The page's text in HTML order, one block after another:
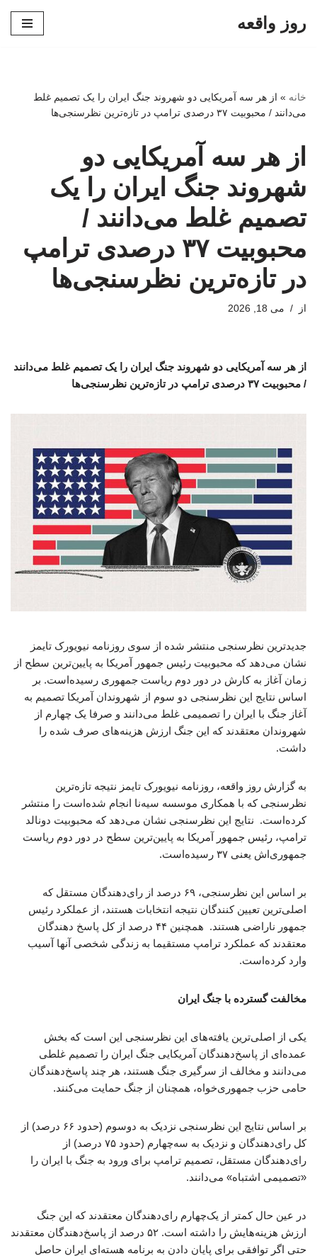
روز واقعه
خانه » از هر سه آمریکایی دو شهروند جنگ ایران را یک تصمیم غلط
می‌دانند / محبوبیت ۳۷ درصدی ترامپ در تازه‌ترین نظرسنجی‌ها
از هر سه آمریکایی دو
شهروند جنگ ایران را یک
تصمیم غلط می‌دانند /
محبوبیت ۳۷ درصدی ترامپ
در تازه‌ترین نظرسنجی‌ها
از می 18, 2026
از هر سه آمریکایی دو شهروند جنگ ایران را یک تصمیم غلط می‌دانند
/ محبوبیت ۳۷ درصدی ترامپ در تازه‌ترین نظرسنجی‌ها
جدیدترین نظرسنجی منتشر شده از سوی روزنامه نیویورک تایمز
نشان می‌دهد که محبوبیت رئیس جمهور آمریکا به پایین‌ترین سطح از
زمان آغاز به کارش در دور دوم ریاست جمهوری رسیده‌است. بر
اساس نتایج این نظرسنجی دو سوم از شهروندان آمریکا تصمیم به
آغاز جنگ با ایران را تصمیمی غلط می‌دانند و صرفا یک چهارم از
شهروندان معتقدند که این جنگ ارزش هزینه‌های صرف شده را
داشت.
به گزارش روز واقعه، روزنامه نیویورک تایمز نتیجه تازه‌ترین
نظرسنجی که با همکاری موسسه سیه‌نا انجام شده‌است را منتشر
کرده‌است. نتایج این نظرسنجی نشان می‌دهد که محبوبیت دونالد
ترامپ، رئیس جمهور آمریکا به پایین‌ترین سطح در دور دوم ریاست
جمهوری‌اش یعنی ۳۷ رسیده‌است.
بر اساس این نظرسنجی، ۶۹ درصد از رای‌دهندگان مستقل که
اصلی‌ترین تعیین کنندگان نتیجه انتخابات هستند، از عملکرد رئیس
جمهور ناراضی هستند. همچنین ۴۴ درصد از کل پاسخ دهندگان
معتقدند که عملکرد ترامپ مستقیما به زندگی شخصی آنها آسیب
وارد کرده‌است.
مخالفت گسترده با جنگ ایران
یکی از اصلی‌ترین یافته‌های این نظرسنجی این است که بخش
عمده‌ای از پاسخ‌دهندگان آمریکایی جنگ ایران را تصمیم غلطی
می‌دانند و مخالف از سرگیری جنگ هستند، هر چند پاسخ‌دهندگان
حامی حزب جمهوری‌خواه، همچنان از جنگ حمایت می‌کنند.
بر اساس نتایج این نظرسنجی نزدیک به دوسوم (حدود ۶۶ درصد) از
کل رای‌دهندگان و نزدیک به سه‌چهارم (حدود ۷۵ درصد) از
رای‌دهندگان مستقل، تصمیم ترامپ برای ورود به جنگ با ایران را
«تصمیمی اشتباه» می‌دانند.
در عین حال کمتر از یک‌چهارم رای‌دهندگان معتقدند که این جنگ
ارزش هزینه‌هایش را داشته است. ۵۲ درصد از پاسخ‌دهندگان معتقدند
حتی اگر توافقی برای پایان دادن به برنامه هسته‌ای ایران حاصل